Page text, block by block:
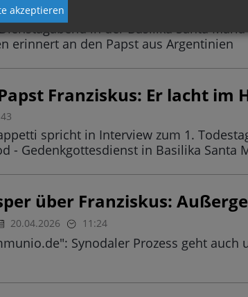
in der Basilika Santa
erinnert an den Papst aus Argentinien
Franziskus: Er lacht im
spricht in Interview zum 1.
- Gedenkgottesdienst in Basilika Santa
über Franziskus:
20.04.2026 11:24
Synodaler Prozess geht auch
akzeptieren